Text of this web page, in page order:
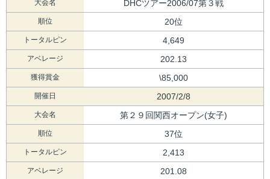
大会名 DHCツアー2006/07第３戦
順位 20位
トータルピン 4,649
アベレージ 202.13
獲得賞金 \85,000
開催日 2007/2/8
大会名 第２９回関西オープン(女子)
順位 37位
トータルピン 2,413
アベレージ 201.08